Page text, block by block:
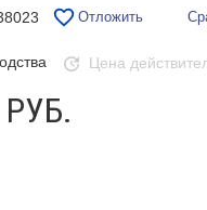
Отложить
Цена
РУБ.